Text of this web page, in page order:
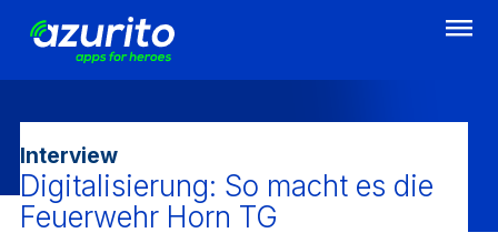
zum
Interview
Digitalisierung: So macht es die
Feuerwehr Horn TG